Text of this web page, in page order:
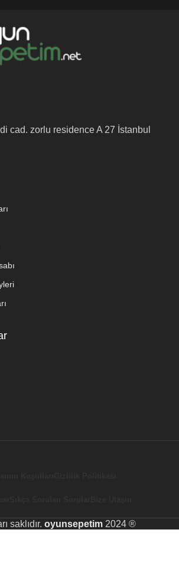
cad. zorlu residence A 27 İstanbul
saklıdır. oyunsepetim 2024 ®